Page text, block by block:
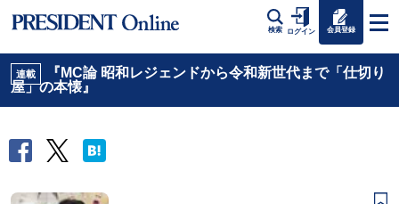
検索 ログイン 会員登録
連載
『MC論 昭和レジェンドから令和新世代まで「仕切り
屋」の本懐』